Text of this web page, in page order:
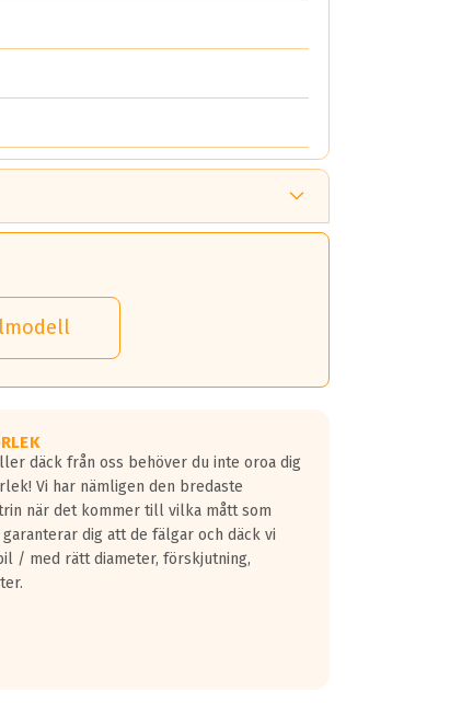
däck från oss behöver du inte oroa dig
Vi har nämligen den bredaste
när det kommer till vilka mått som
dig att de fälgar och däck vi
/ med rätt diameter, förskjutning,